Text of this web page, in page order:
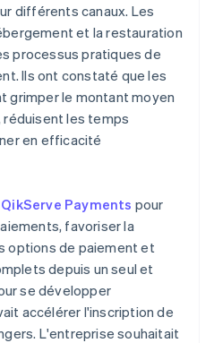
différents canaux. Les
et la restauration
processus pratiques de
Ils ont constaté que les
grimper le montant moyen
réduisent les temps
en efficacité
QikServe Payments pour
favoriser la
options de paiement et
depuis un seul et
se développer
accélérer l'inscription de
L'entreprise souhaitait